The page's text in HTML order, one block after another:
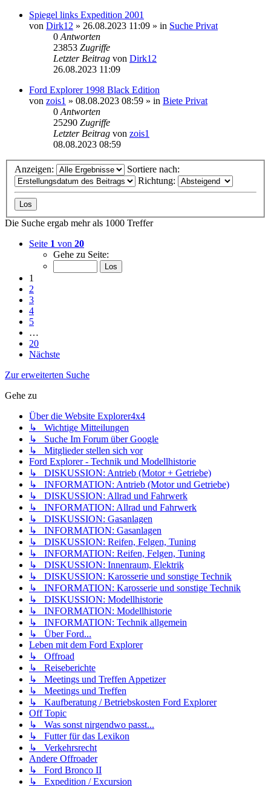
Spiegel links Expedition 2001
von Dirk12 » 26.08.2023 11:09 » in Suche Privat
0 Antworten
23853 Zugriffe
Letzter Beitrag von Dirk12
26.08.2023 11:09
Ford Explorer 1998 Black Edition
von zois1 » 08.08.2023 08:59 » in Biete Privat
0 Antworten
25290 Zugriffe
Letzter Beitrag von zois1
08.08.2023 08:59
Anzeigen:
Sortiere nach:
Richtung:
Die Suche ergab mehr als 1000 Treffer
Seite 1 von 20
Gehe zu Seite:
1
2
3
4
5
…
20
Nächste
Zur erweiterten Suche
Gehe zu
Über die Website Explorer4x4
↳ Wichtige Mitteilungen
↳ Suche Im Forum über Google
↳ Mitglieder stellen sich vor
Ford Explorer - Technik und Modellhistorie
↳ DISKUSSION: Antrieb (Motor + Getriebe)
↳ INFORMATION: Antrieb (Motor und Getriebe)
↳ DISKUSSION: Allrad und Fahrwerk
↳ INFORMATION: Allrad und Fahrwerk
↳ DISKUSSION: Gasanlagen
↳ INFORMATION: Gasanlagen
↳ DISKUSSION: Reifen, Felgen, Tuning
↳ INFORMATION: Reifen, Felgen, Tuning
↳ DISKUSSION: Innenraum, Elektrik
↳ DISKUSSION: Karosserie und sonstige Technik
↳ INFORMATION: Karosserie und sonstige Technik
↳ DISKUSSION: Modellhistorie
↳ INFORMATION: Modellhistorie
↳ INFORMATION: Technik allgemein
↳ Über Ford...
Leben mit dem Ford Explorer
↳ Offroad
↳ Reiseberichte
↳ Meetings und Treffen Appetizer
↳ Meetings und Treffen
↳ Kaufberatung / Betriebskosten Ford Explorer
Off Topic
↳ Was sonst nirgendwo passt...
↳ Futter für das Lexikon
↳ Verkehrsrecht
Andere Offroader
↳ Ford Bronco II
↳ Expedition / Excursion